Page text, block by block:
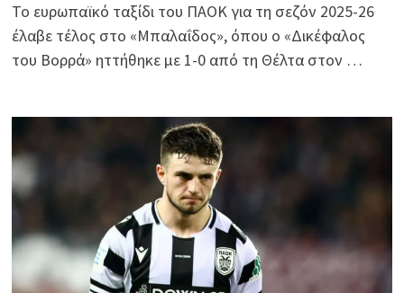
Το ευρωπαϊκό ταξίδι του ΠΑΟΚ για τη σεζόν 2025-26
έλαβε τέλος στο «Μπαλαΐδος», όπου ο «Δικέφαλος
του Βορρά» ηττήθηκε με 1-0 από τη Θέλτα στον …